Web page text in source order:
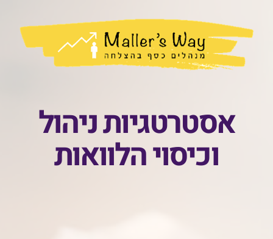
אסטרטגיות ניהול
וכיסוי הלוואות